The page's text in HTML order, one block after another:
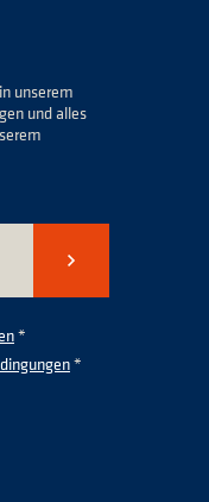
unserem
und alles
Senden
*
*